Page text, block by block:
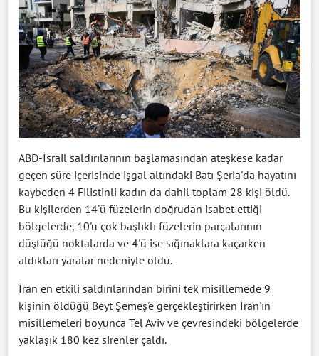
ABD-İsrail saldırılarının başlamasından ateşkese kadar
geçen süre içerisinde işgal altındaki Batı Şeria'da hayatını
kaybeden 4 Filistinli kadın da dahil toplam 28 kişi öldü.
Bu kişilerden 14'ü füzelerin doğrudan isabet ettiği
bölgelerde, 10'u çok başlıklı füzelerin parçalarının
düştüğü noktalarda ve 4'ü ise sığınaklara kaçarken
aldıkları yaralar nedeniyle öldü.
İran en etkili saldırılarından birini tek misillemede 9
kişinin öldüğü Beyt Şemeş'e gerçekleştirirken İran'ın
misillemeleri boyunca Tel Aviv ve çevresindeki bölgelerde
yaklaşık 180 kez sirenler çaldı.